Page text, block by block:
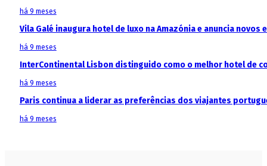
há 9 meses
Vila Galé inaugura hotel de luxo na Amazónia e anuncia
há 9 meses
InterContinental Lisbon distinguido como o melhor hotel de
há 9 meses
Paris continua a liderar as preferências dos viajantes
há 9 meses